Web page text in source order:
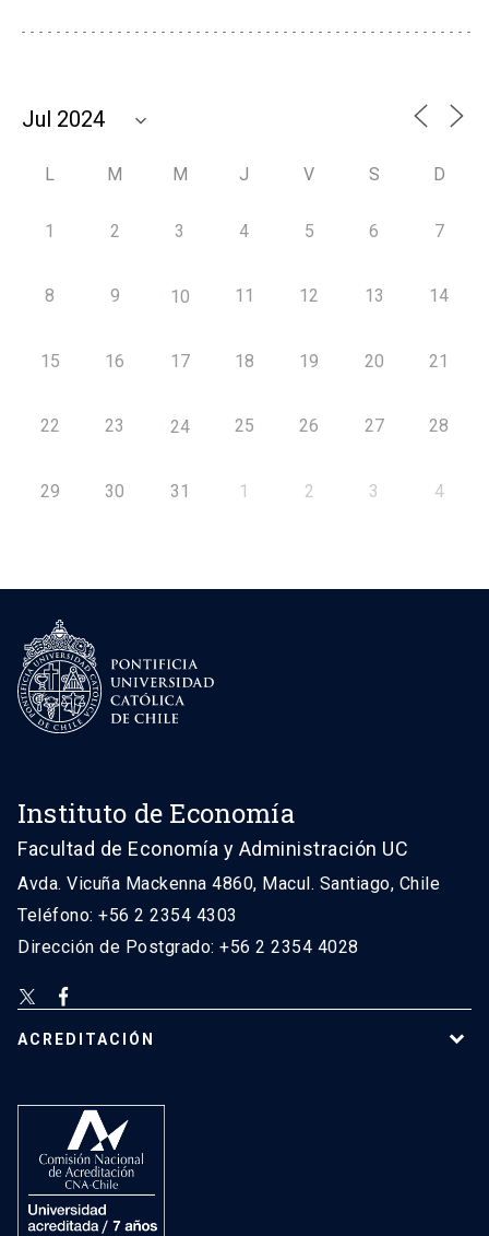
L M M J V S D
1 2 3 4 5 6 7
8 9 10 11 12 13 14
15 16 17 18 19 20 21
22 23 24 25 26 27 28
29 30 31 1 2 3 4
Instituto de Economía
Facultad de Economía y Administración UC
Avda. Vicuña Mackenna 4860, Macul. Santiago, Chile
Teléfono: +56 2 2354 4303
Dirección de Postgrado: +56 2 2354 4028
ACREDITACIÓN